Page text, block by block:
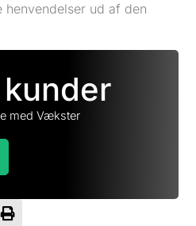
henvendelser ud af den
med Vækster